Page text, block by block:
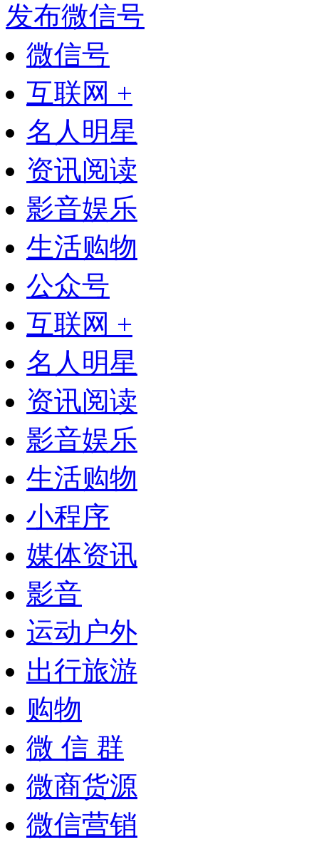
发布微信号
微信号
互联网 +
名人明星
资讯阅读
影音娱乐
生活购物
公众号
互联网 +
名人明星
资讯阅读
影音娱乐
生活购物
小程序
媒体资讯
影音
运动户外
出行旅游
购物
微 信 群
微商货源
微信营销